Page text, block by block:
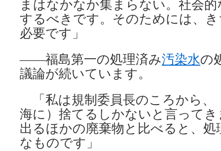
まはなかなか集まらない。社会
するべきです。そのためには、
必要です」
――福島第一の処理済み汚染水の
議論が続いています。
「私は規制委員長のころから、
海に）捨てるしかないと言って
出るほかの廃棄物と比べると、
なものです」